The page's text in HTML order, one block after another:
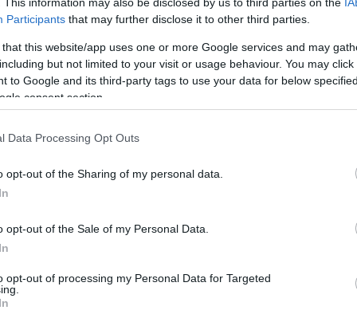
Participants that may further disclose it to other third parties.
that this website/app uses one or more Google services and may
but not limited to your visit or usage behaviour. You may
to Google and its third-party tags to use your data for below
consent section.
Data Processing Opt Outs
opt-out of the Sharing of my personal data.
opt-out of the Sale of my Personal Data.
opt-out of processing my Personal Data for Targeted
να λειτουργεί καλά. Αυτό ήταν ένα
και οικονομικής απόδοσης και
τους στόχους μας για το 2027»,
της BP, Μεγκ Ο' Νιλ.
20:20
20:12